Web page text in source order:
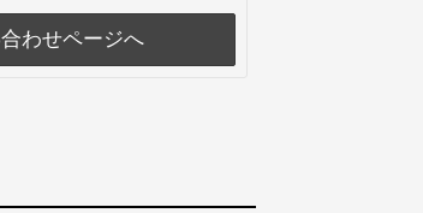
わせページへ